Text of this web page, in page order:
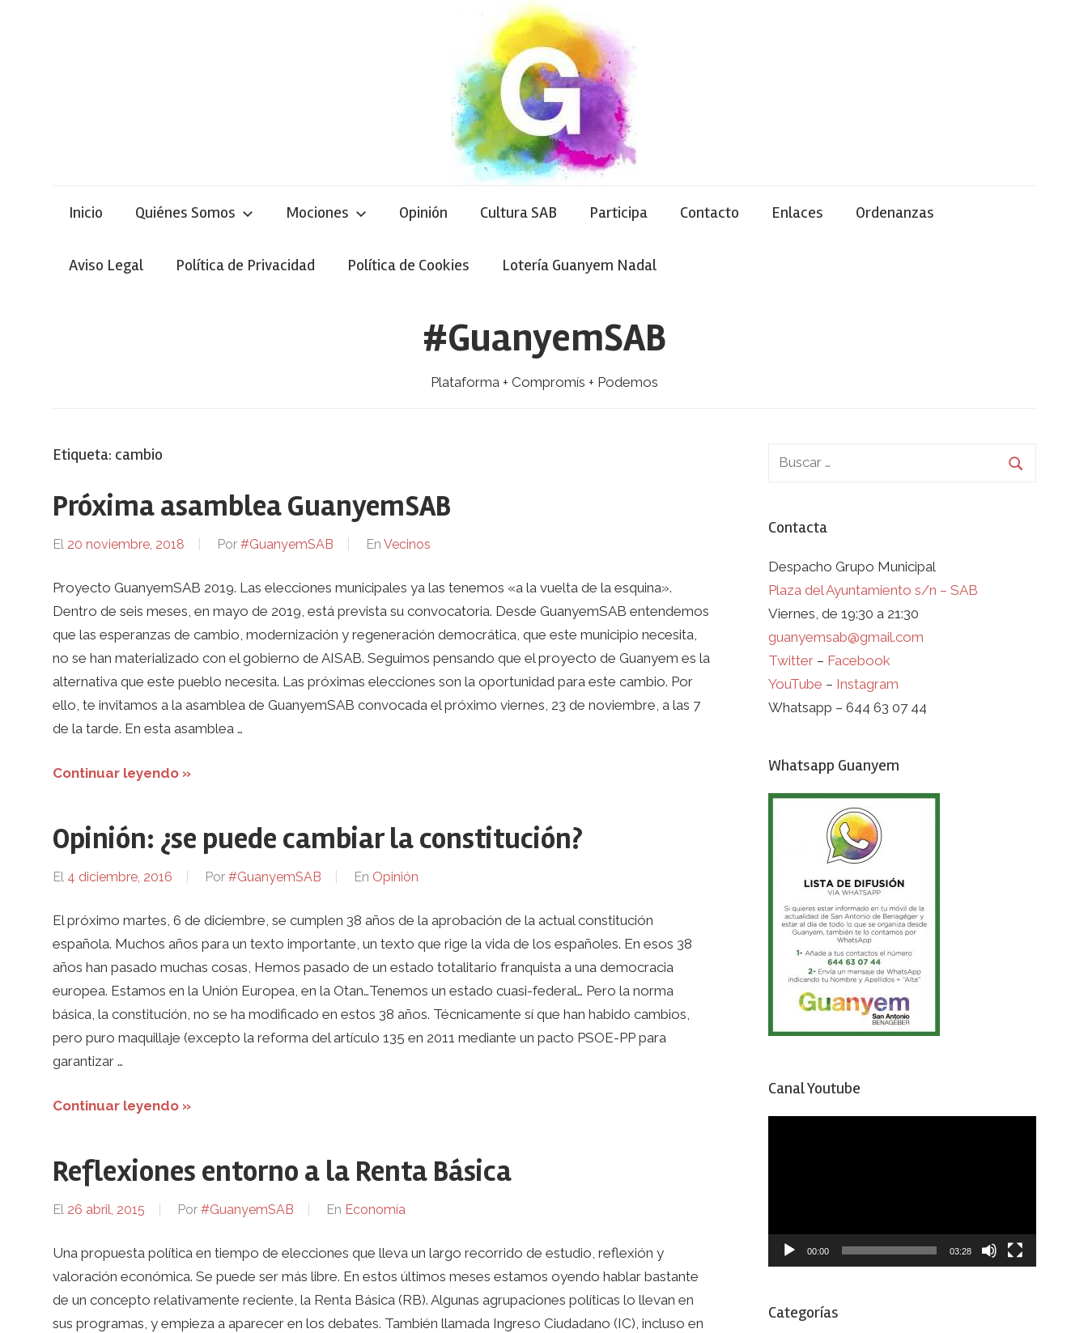
Inicio Quiénes Somos Mociones Opinión Cultura SAB Participa Contacto Enlaces Ordenanzas
Aviso Legal Política de Privacidad Política de Cookies Lotería Guanyem Nadal
#GuanyemSAB
Plataforma + Compromís + Podemos
Etiqueta: cambio
Próxima asamblea GuanyemSAB
El 20 noviembre, 2018 Por #GuanyemSAB En Vecinos
Proyecto GuanyemSAB 2019. Las elecciones municipales ya las tenemos «a la vuelta de la esquina».
Dentro de seis meses, en mayo de 2019, está prevista su convocatoria. Desde GuanyemSAB entendemos
que las esperanzas de cambio, modernización y regeneración democrática, que este municipio necesita,
no se han materializado con el gobierno de AISAB. Seguimos pensando que el proyecto de Guanyem es la
alternativa que este pueblo necesita. Las próximas elecciones son la oportunidad para este cambio. Por
ello, te invitamos a la asamblea de GuanyemSAB convocada el próximo viernes, 23 de noviembre, a las 7
de la tarde. En esta asamblea …
Continuar leyendo »
Opinión: ¿se puede cambiar la constitución?
El 4 diciembre, 2016 Por #GuanyemSAB En Opinión
El próximo martes, 6 de diciembre, se cumplen 38 años de la aprobación de la actual constitución
española. Muchos años para un texto importante, un texto que rige la vida de los españoles. En esos 38
años han pasado muchas cosas, Hemos pasado de un estado totalitario franquista a una democracia
europea. Estamos en la Unión Europea, en la Otan…Tenemos un estado cuasi-federal… Pero la norma
básica, la constitución, no se ha modificado en estos 38 años. Técnicamente sí que han habido cambios,
pero puro maquillaje (excepto la reforma del artículo 135 en 2011 mediante un pacto PSOE-PP para
garantizar …
Continuar leyendo »
Reflexiones entorno a la Renta Básica
El 26 abril, 2015 Por #GuanyemSAB En Economía
Una propuesta política en tiempo de elecciones que lleva un largo recorrido de estudio, reflexión y
valoración económica. Se puede ser más libre. En estos últimos meses estamos oyendo hablar bastante
de un concepto relativamente reciente, la Renta Básica (RB). Algunas agrupaciones políticas lo llevan en
sus programas, y empieza a aparecer en los debates. También llamada Ingreso Ciudadano (IC), incluso en
Contacta
Despacho Grupo Municipal
Plaza del Ayuntamiento s/n – SAB
Viernes, de 19:30 a 21:30
guanyemsab@gmail.com
Twitter – Facebook
YouTube – Instagram
Whatsapp – 644 63 07 44
Whatsapp Guanyem
Canal Youtube
00:00 03:28
Categorías